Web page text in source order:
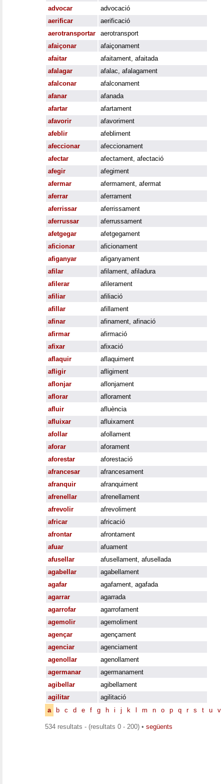
advocar
advocació
aerificar
aerificació
aerotransportar
aerotransport
afaiçonar
afaiçonament
afaitar
afaitament, afaitada
afalagar
afalac, afalagament
afalconar
afalconament
afanar
afanada
afartar
afartament
afavorir
afavoriment
afeblir
afebliment
afeccionar
afeccionament
afectar
afectament, afectació
afegir
afegiment
afermar
afermament, afermat
aferrar
aferrament
aferrissar
aferrissament
aferrussar
aferrussament
afetgegar
afetgegament
aficionar
aficionament
afiganyar
afiganyament
afilar
afilament, afiladura
afilerar
afilerament
afiliar
afiliació
afillar
afillament
afinar
afinament, afinació
afirmar
afirmació
afixar
afixació
aflaquir
aflaquiment
afligir
afligiment
aflonjar
aflonjament
aflorar
aflorament
afluir
afluència
afluixar
afluixament
afollar
afollament
aforar
aforament
aforestar
aforestació
afrancesar
afrancesament
afranquir
afranquiment
afrenellar
afrenellament
afrevolir
afrevoliment
africar
africació
afrontar
afrontament
afuar
afuament
afusellar
afusellament, afusellada
agabellar
agabellament
agafar
agafament, agafada
agarrar
agarrada
agarrofar
agarrofament
agemolir
agemoliment
agençar
agençament
agenciar
agenciament
agenollar
agenollament
agermanar
agermanament
agibellar
agibellament
agilitar
agilitació
a
b c d e f g h i j k m n o p q r s t u v
534 resultats - (resultats 0 - 200) • següents